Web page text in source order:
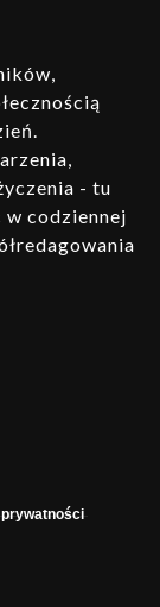
- tu
w codziennej